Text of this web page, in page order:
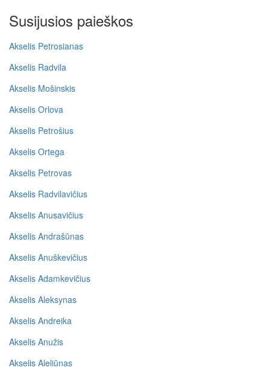
Susijusios paieškos
Akselis Petrosianas
Akselis Radvila
Akselis Mošinskis
Akselis Orlova
Akselis Petrošius
Akselis Ortega
Akselis Petrovas
Akselis Radvilavičius
Akselis Anusavičius
Akselis Andrašūnas
Akselis Anuškevičius
Akselis Adamkevičius
Akselis Aleksynas
Akselis Andreika
Akselis Anužis
Akselis Aleliūnas